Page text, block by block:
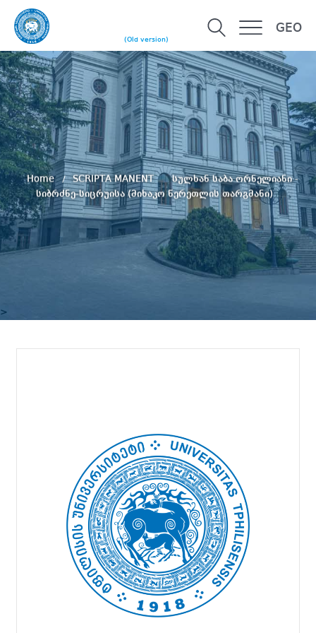
(Old version)
GEO
>
Home SCRIPTA MANENT
სულხან საბა ორნელიანი -
სიბრძნე-სიცრუისა (მიხაკო წერეთლის თარგმანი)